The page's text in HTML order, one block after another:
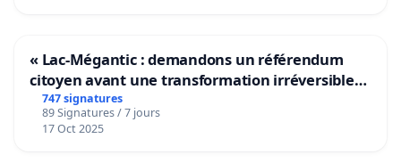
« Lac-Mégantic : demandons un référendum
citoyen avant une transformation irréversible
de notre territoire »
747 signatures
89 Signatures / 7 jours
17 Oct 2025